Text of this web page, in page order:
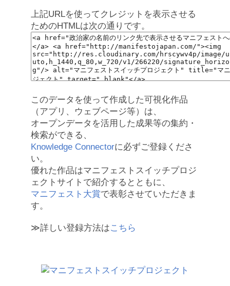
上記URLを使ってクレジットを表示させる
ためのHTMLは次の通りです。
このデータを使って作成した可視化作品
（アプリ、ウェブページ等）は、
オープンデータを活用した成果等の集約・
検索ができる、
Knowledge Connectorに必ずご登録くださ
い。
優れた作品はマニフェストスイッチプロジ
ェクトサイトで紹介するとともに、
マニフェスト大賞で表彰させていただきま
す。
≫詳しい登録方法はこちら